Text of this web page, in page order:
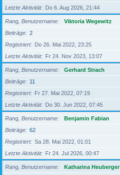
Letzte Aktivität
Do 6. Aug 2026, 21:44
Rang, Benutzername
Viktoria Wegewitz
Beiträge
2
Registriert
Do 26. Mai 2022, 23:25
Letzte Aktivität
Fr 24. Nov 2023, 13:07
Rang, Benutzername
Gerhard Strach
Beiträge
11
Registriert
Fr 27. Mai 2022, 07:19
Letzte Aktivität
Do 30. Jun 2022, 07:45
Rang, Benutzername
Benjamin Fabian
Beiträge
62
Registriert
Sa 28. Mai 2022, 01:01
Letzte Aktivität
Fr 24. Jul 2026, 00:47
Rang, Benutzername
Katharina Heuberger